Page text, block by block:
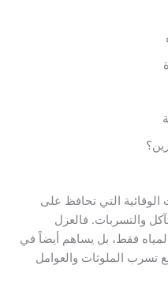
الوقائية التي تحافظ على
والتسربات. فالعزل
فقط، بل يساهم أيضاً في
تسرب الملوثات والعوامل